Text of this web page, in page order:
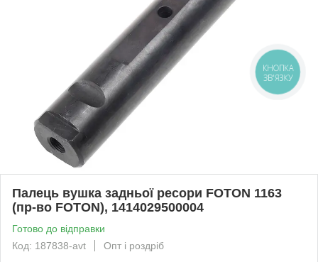
Палець вушка задньої ресори FOTON 1163
(пр-во FOTON), 1414029500004
Готово до відправки
Код: 187838-avt
Опт і роздріб
КНОПКА
ЗВ'ЯЗКУ